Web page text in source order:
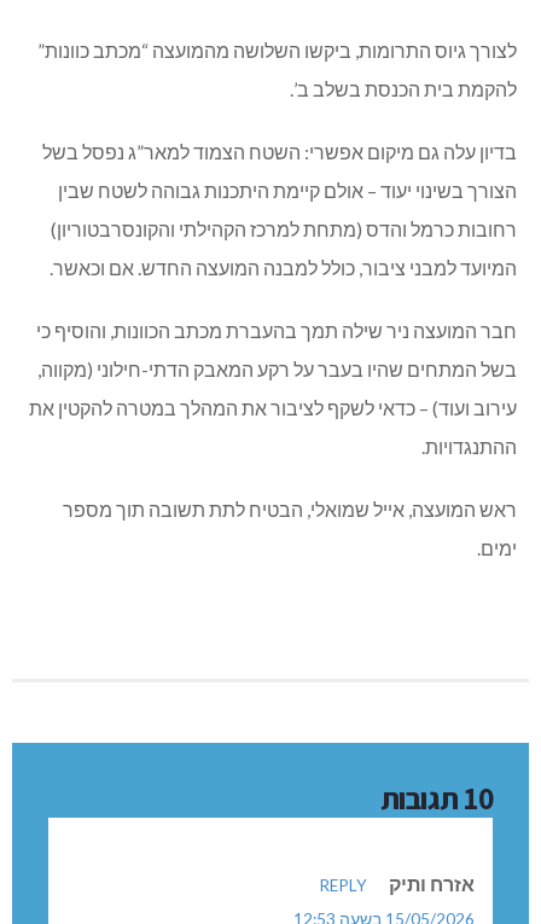
לצורך גיוס התרומות, ביקשו השלושה מהמועצה “מכתב כוונות”
להקמת בית הכנסת בשלב ב’.
בדיון עלה גם מיקום אפשרי: השטח הצמוד למאר”ג נפסל בשל
הצורך בשינוי יעוד – אולם קיימת היתכנות גבוהה לשטח שבין
רחובות כרמל והדס (מתחת למרכז הקהילתי והקונסרבטוריון)
המיועד למבני ציבור, כולל למבנה המועצה החדש. אם וכאשר.
חבר המועצה ניר שילה תמך בהעברת מכתב הכוונות, והוסיף כי
בשל המתחים שהיו בעבר על רקע המאבק הדתי-חילוני (מקווה,
עירוב ועוד) – כדאי לשקף לציבור את המהלך במטרה להקטין את
ההתנגדויות.
ראש המועצה, אייל שמואלי, הבטיח לתת תשובה תוך מספר
ימים.
10 תגובות
אזרח ותיק
REPLY
15/05/2026 בשעה 12:53